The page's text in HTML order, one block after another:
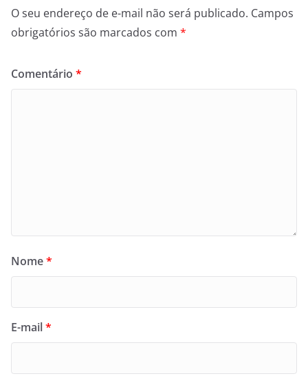
O seu endereço de e-mail não será publicado. Campos
obrigatórios são marcados com *
Comentário *
Nome*
E-mail*